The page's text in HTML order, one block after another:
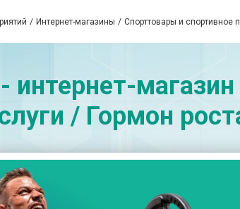
Интернет-магазины Спорттовары и спортивное
интернет-
/ Гормон